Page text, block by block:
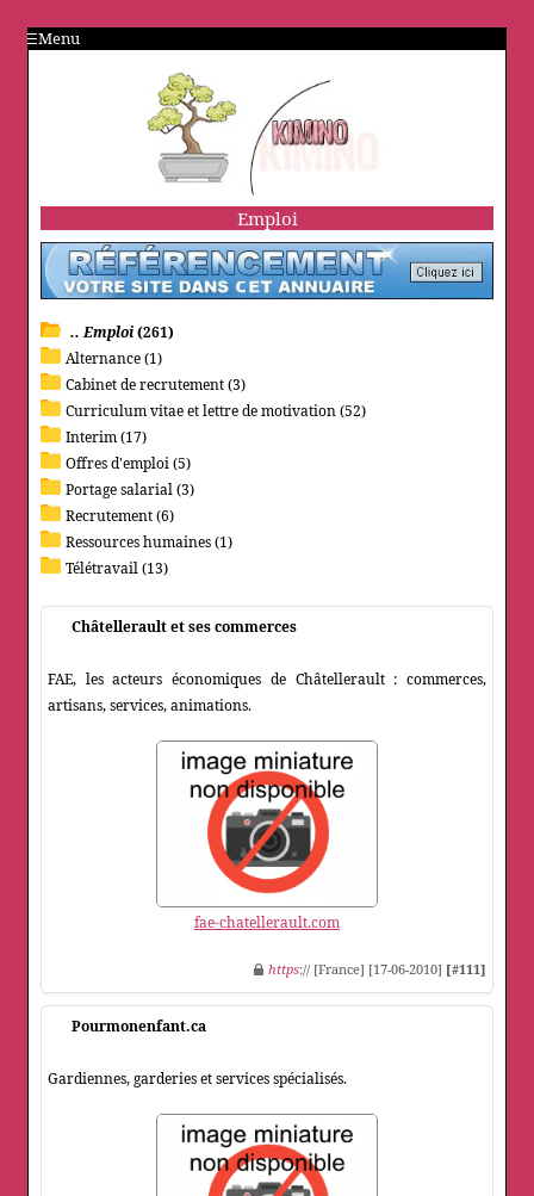
Menu
Emploi
.. Emploi(261)
Alternance (1)
Cabinet de recrutement (3)
Curriculum vitae et lettre de motivation (52)
Interim (17)
Offres d'emploi (5)
Portage salarial (3)
Recrutement (6)
Ressources humaines (1)
Télétravail (13)
Châtellerault et ses commerces
FAE, les acteurs économiques de Châtellerault : commerces,
artisans, services, animations.
fae-chatellerault.com
https:// [France] [17-06-2010] [#111]
Pourmonenfant.ca
Gardiennes, garderies et services spécialisés.